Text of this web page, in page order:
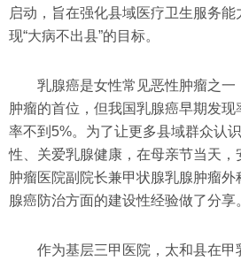
启动，旨在强化县域医疗卫生服务
现“大病不出县”的目标。
乳腺癌是女性常见恶性肿瘤之一
肿瘤的首位，但我国乳腺癌早期发
率不到5%。为了让更多县域群众认
性、关爱乳腺健康，在母亲节当天，
肿瘤医院副院长兼甲状腺乳腺肿瘤
腺癌防治方面的建设性经验做了分享
作为基层三甲医院，太和县在甲